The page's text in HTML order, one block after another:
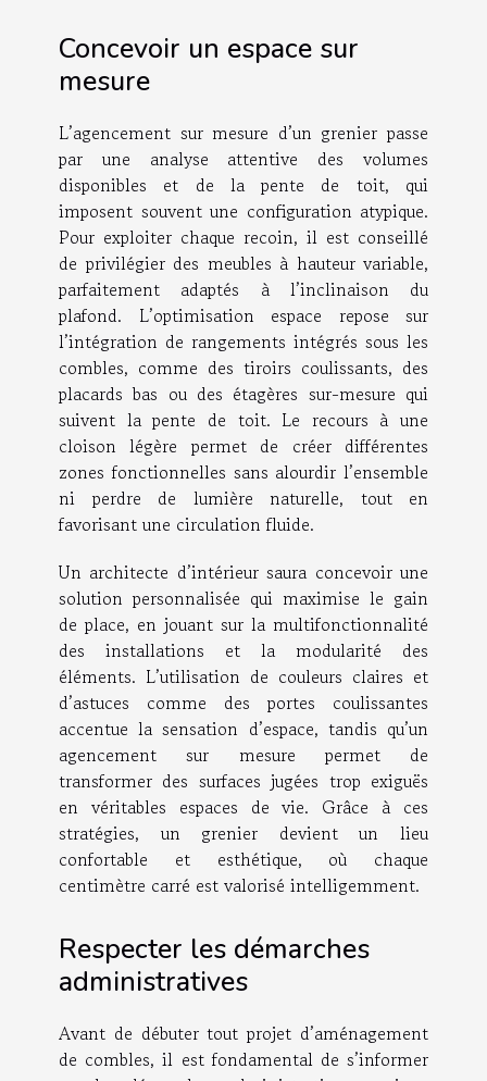
Concevoir un espace sur
mesure
L’agencement sur mesure d’un grenier passe
par une analyse attentive des volumes
disponibles et de la pente de toit, qui
imposent souvent une configuration atypique.
Pour exploiter chaque recoin, il est conseillé
de privilégier des meubles à hauteur variable,
parfaitement adaptés à l’inclinaison du
plafond. L’optimisation espace repose sur
l’intégration de rangements intégrés sous les
combles, comme des tiroirs coulissants, des
placards bas ou des étagères sur-mesure qui
suivent la pente de toit. Le recours à une
cloison légère permet de créer différentes
zones fonctionnelles sans alourdir l’ensemble
ni perdre de lumière naturelle, tout en
favorisant une circulation fluide.
Un architecte d’intérieur saura concevoir une
solution personnalisée qui maximise le gain
de place, en jouant sur la multifonctionnalité
des installations et la modularité des
éléments. L’utilisation de couleurs claires et
d’astuces comme des portes coulissantes
accentue la sensation d’espace, tandis qu’un
agencement sur mesure permet de
transformer des surfaces jugées trop exiguës
en véritables espaces de vie. Grâce à ces
stratégies, un grenier devient un lieu
confortable et esthétique, où chaque
centimètre carré est valorisé intelligemment.
Respecter les démarches
administratives
Avant de débuter tout projet d’aménagement
de combles, il est fondamental de s’informer